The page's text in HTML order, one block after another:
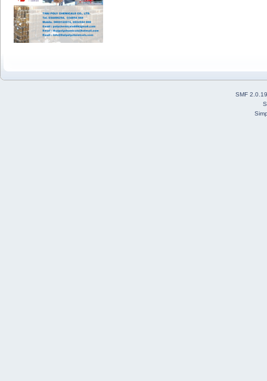
SMF 2.0.19